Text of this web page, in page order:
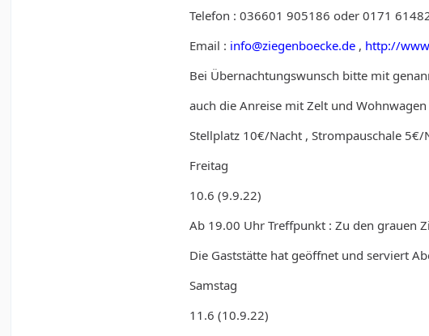
Telefon : 036601 905186 oder 0171
Email : info@ziegenboecke.de , http://
Bei Übernachtungswunsch bitte mit
auch die Anreise mit Zelt und
Stellplatz 10€/Nacht , Strompauschale
Freitag
10.6 (9.9.22)
Ab 19.00 Uhr Treffpunkt : Zu den grauen
Die Gaststätte hat geöffnet und serviert
Samstag
11.6 (10.9.22)